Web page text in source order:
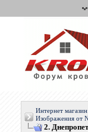
Интернет
Изображения от
2.